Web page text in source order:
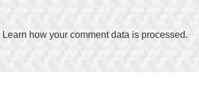
Learn how your comment data is processed.